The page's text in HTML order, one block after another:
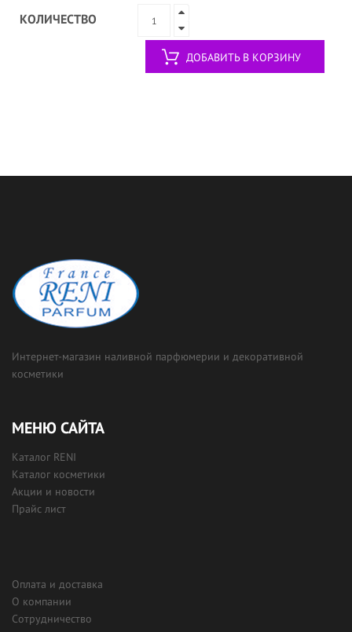
КОЛИЧЕСТВО
ДОБАВИТЬ В КОРЗИНУ
Интернет-магазин наливной парфюмерии и декоративной
косметики
МЕНЮ САЙТА
Каталог RENI
Каталог косметики
Акции и новости
Прайс лист
Оплата и доставка
О компании
Сотрудничество